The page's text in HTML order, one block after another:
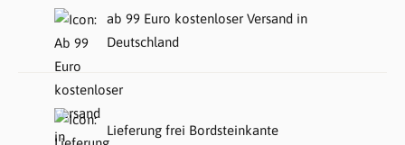
ab 99 Euro kostenloser Versand in
Deutschland
Lieferung frei Bordsteinkante